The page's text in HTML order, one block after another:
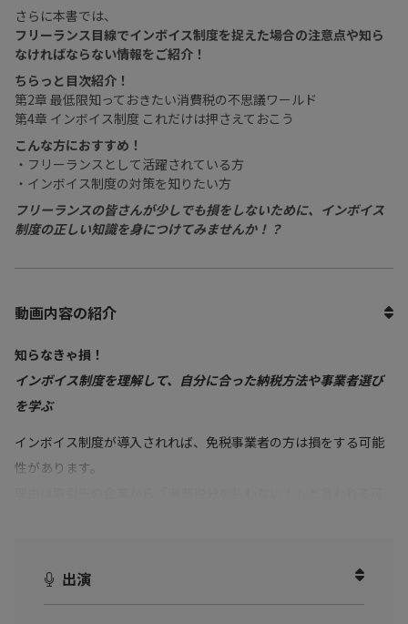
さらに本書では、
フリーランス目線でインボイス制度を捉えた場合の注意点や知ら
なければならない情報をご紹介！
ちらっと目次紹介！
第2章 最低限知っておきたい消費税の不思議ワールド
第4章 インボイス制度 これだけは押さえておこう
こんな方におすすめ！
・フリーランスとして活躍されている方
・インボイス制度の対策を知りたい方
フリーランスの皆さんが少しでも損をしないために、インボイス
制度の正しい知識を身につけてみませんか！？
動画内容の紹介
知らなきゃ損！
インボイス制度を理解して、自分に合った納税方法や事業者選び
を学ぶ
インボイス制度が導入されれば、免税事業者の方は損をする可能
性があります。
本動画では、
出演